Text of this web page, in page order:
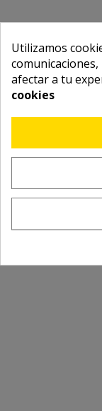
Utilizamos
afectar a tu
cookies